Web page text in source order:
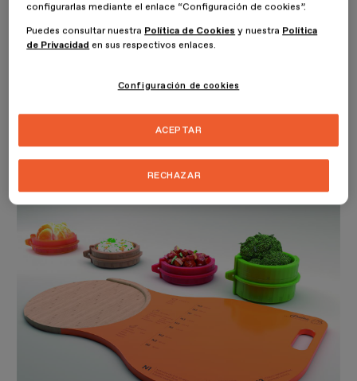
parte del fundamento del bienestar alimenticio: Comer bien. La
diferencia de este proyecto con otros productos nutricionales es
diarios como dietas complicadas ni se necesita buscar la
alimentos y mucho menos complicarse al servir la comida.
Todo se hace durante la marcha en el proceso de cocinar tan solo
midiendo la comida en segundos.
configurarlas mediante el enlace “Configuración de cookies”.
Puedes consultar nuestra Política de Cookies y nuestra Política
de Privacidad en sus respectivos enlaces.
Configuración de cookies
RECHAZAR
ACEPTAR